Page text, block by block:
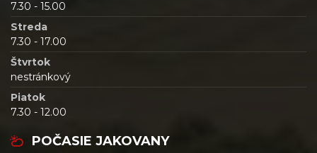
7.30 - 15.00
Streda
7.30 - 17.00
Štvrtok
nestránkový
Piatok
7.30 - 12.00
POČASIE JAKOVANY